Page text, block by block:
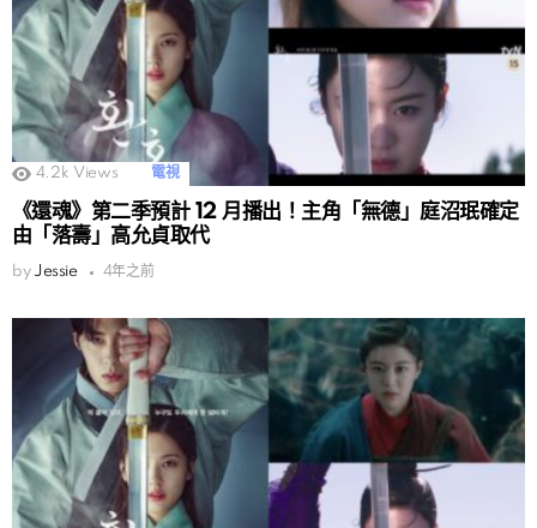
4.2k Views 電視
《還魂》第二季預計 12 月播出！主角「無德」庭沼珉確定
由「落壽」高允貞取代
by Jessie 4年之前